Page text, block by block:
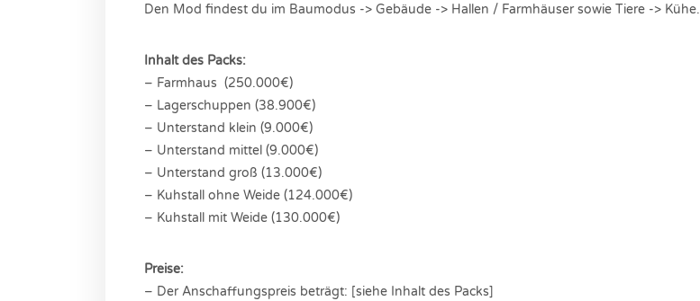
Den Mod findest du im Baumodus -> Gebäude -> Hallen / Farmhäuser sowie Tiere -> Kühe.
Inhalt des Packs:
– Farmhaus (250.000€)
– Lagerschuppen (38.900€)
– Unterstand klein (9.000€)
– Unterstand mittel (9.000€)
– Unterstand groß (13.000€)
– Kuhstall ohne Weide (124.000€)
– Kuhstall mit Weide (130.000€)
Preise:
– Der Anschaffungspreis beträgt: [siehe Inhalt des Packs]